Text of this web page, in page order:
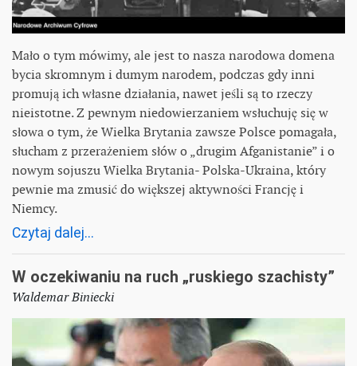
Mało o tym mówimy, ale jest to nasza narodowa domena
bycia skromnym i dumym narodem, podczas gdy inni
promują ich własne działania, nawet jeśli są to rzeczy
nieistotne. Z pewnym niedowierzaniem wsłuchuję się w
słowa o tym, że Wielka Brytania zawsze Polsce pomagała,
słucham z przerażeniem słów o „drugim Afganistanie” i o
nowym sojuszu Wielka Brytania- Polska-Ukraina, który
pewnie ma zmusić do większej aktywności Francję i
Niemcy.
Czytaj dalej...
W oczekiwaniu na ruch „ruskiego szachisty”
Waldemar Biniecki